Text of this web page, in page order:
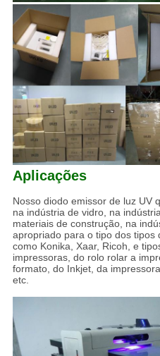
Aplicações
Nosso diodo emissor de luz UV
na indústria de vidro, na
materiais de construção, na
apropriado para o tipo dos tipos
como Konika, Xaar, Ricoh, e
impressoras, do rolo rolar a
formato, do Inkjet, da
etc.